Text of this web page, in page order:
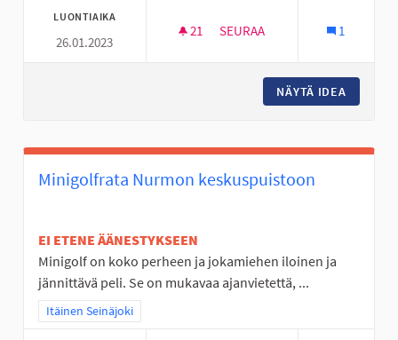
LUONTIAIKA
26.01.2023
21 21 SEURAAJAA
SEURAA 1
NÄYTÄ IDEA
Minigolfrata Nurmon keskuspuistoon
EI ETENE ÄÄNESTYKSEEN
Minigolf on koko perheen ja jokamiehen iloinen ja
jännittävä peli. Se on mukavaa ajanvietettä, ...
Rajaa tulokset teeman mukaan: Itäinen Seinäjoki
Itäinen Seinäjoki